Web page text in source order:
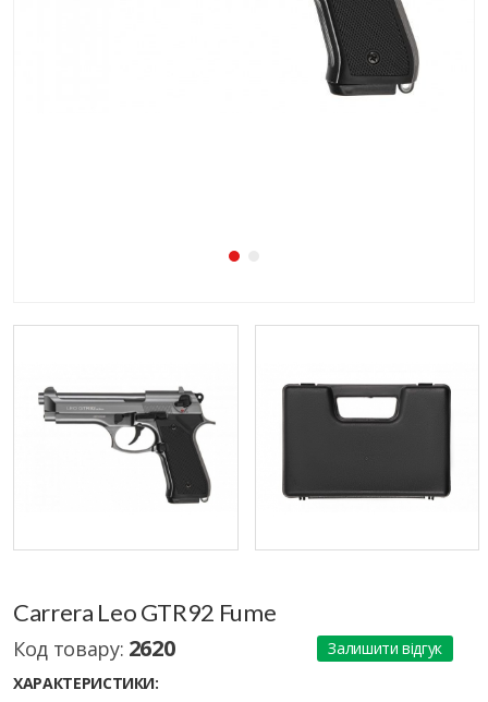
Carrera Leo GTR92 Fume
Код товару: 2620
Залишити відгук
ХАРАКТЕРИСТИКИ: